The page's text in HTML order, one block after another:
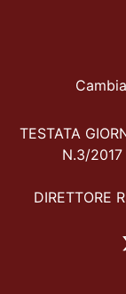
TESTATA
N.3/2017
DIRETTORE